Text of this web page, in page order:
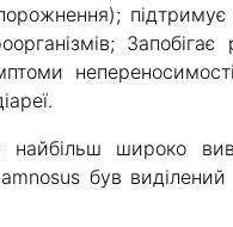
підтримує
широко
був